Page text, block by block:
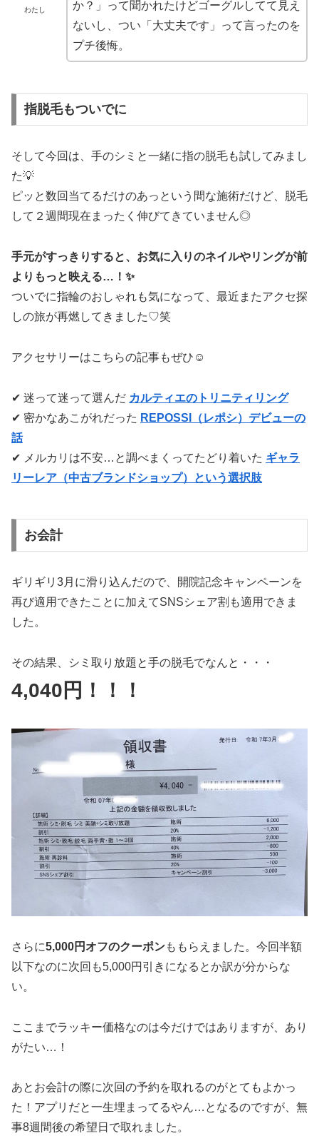
わたし
か？」って聞かれたけどゴーグルしてて見え
ないし、つい「大丈夫です」って言ったのを
プチ後悔。
指脱毛もついでに
そして今回は、手のシミと一緒に指の脱毛も試してみまし
た💡
ピッと数回当てるだけのあっという間な施術だけど、脱毛
して２週間現在まったく伸びてきていません◎
手元がすっきりすると、お気に入りのネイルやリングが前
よりもっと映える…！✨
ついでに指輪のおしゃれも気になって、最近またアクセ探
しの旅が再燃してきました♡笑
アクセサリーはこちらの記事もぜひ☺️
✔ 迷って迷って選んだ カルティエのトリニティリング
✔ 密かなあこがれだった REPOSSI（レポシ）デビューの
話
✔ メルカリは不安…と調べまくってたどり着いた ギャラ
リーレア（中古ブランドショップ）という選択肢
お会計
ギリギリ3月に滑り込んだので、開院記念キャンペーンを
再び適用できたことに加えてSNSシェア割も適用できま
した。
その結果、シミ取り放題と手の脱毛でなんと・・・
4,040円！！！
さらに5,000円オフのクーポンももらえました。今回半額
以下なのに次回も5,000円引きになるとか訳が分からな
い。
ここまでラッキー価格なのは今だけではありますが、あり
がたい…！
あとお会計の際に次回の予約を取れるのがとてもよかっ
た！アプリだと一生埋まってるやん…となるのですが、無
事8週間後の希望日で取れました。